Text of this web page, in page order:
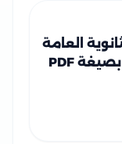
العامة
الدور الأول 2024 بصيغة PDF